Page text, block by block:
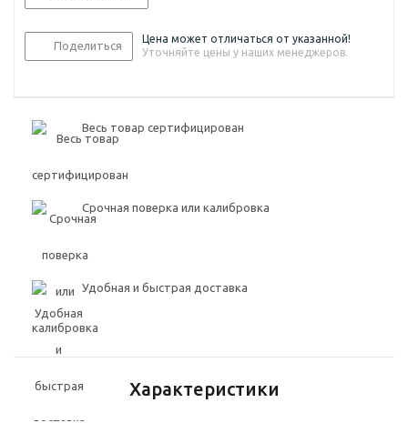
Поделиться
Цена может отличаться от указанной!
Уточняйте цены у наших менеджеров.
Весь товар сертифицирован
Срочная поверка или калибровка
Удобная и быстрая доставка
Характеристики